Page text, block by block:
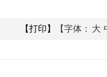
【打印】 【字体： 大